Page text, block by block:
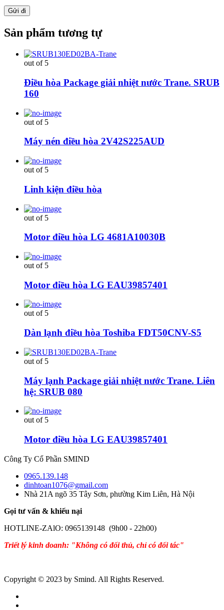
Sản phẩm tương tự
out of 5
Điều hòa Package giải nhiệt nước Trane. SRUB
160
out of 5
Máy nén điều hòa 2V42S225AUD
out of 5
Linh kiện điều hòa
out of 5
Motor điều hòa LG 4681A10030B
out of 5
Motor điều hòa LG EAU39857401
out of 5
Dàn lạnh điều hòa Toshiba FDT50CNV-S5
out of 5
Máy lạnh Package giải nhiệt nước Trane. Liên
hệ: SRUB 080
out of 5
Motor điều hòa LG EAU39857401
Công Ty Cổ Phần SMIND
0965.139.148
dinhtoan1076@gmail.com
Nhà 21A ngõ 35 Tây Sơn, phường Kim Liên, Hà Nội
Gọi tư vấn & khiếu nại
HOTLINE-ZAlO: 0965139148 (9h00 - 22h00)
Triết lý kinh doanh: "Không có đối thủ, chỉ có đối tác"
Copyright © 2023 by Smind. All Rights Reserved.